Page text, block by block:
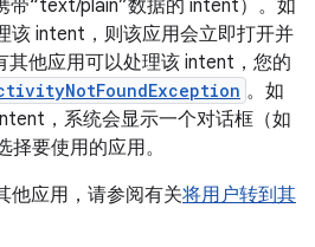
带“text/plain”数据的 intent）。如
该 intent，则该应用会立即打开并
他应用可以处理该 intent，您的
。如
，系统会显示一个对话框（如
择要使用的应用。
他应用，请参阅有关将用户转到其